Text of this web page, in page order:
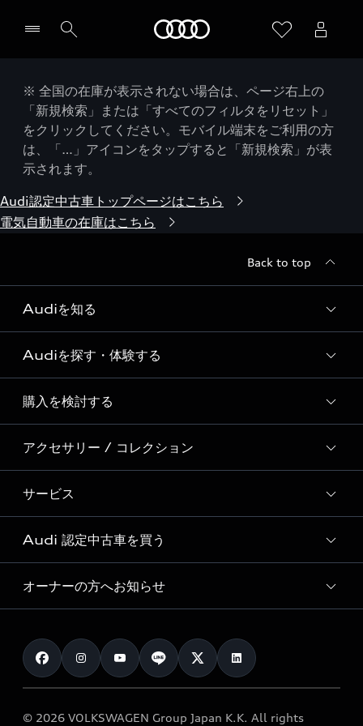
※ 全国の在庫が表示されない場合は、ページ右上の
「新規検索」または「すべてのフィルタをリセット」
をクリックしてください。モバイル端末をご利用の方
は、「…」アイコンをタップすると「新規検索」が表
示されます。
Audi認定中古車トップページはこちら
電気自動車の在庫はこちら
Back to top
Audiを知る
Audi ブランド
Story of Progress
Audi Sport
Formula 1®
デジタルサービス
Audiを探す・体験する
ディーラー検索
新車在庫検索
試乗車・展示車検索
見積り依頼
試乗予約
購入を検討する
モデル一覧
特別仕様モデル / 限定モデル
e-tronラインアップ
価格シミュレーション
車両比較
カタログ一覧
アクセサリー / コレクション
純正アクセサリー
オンラインショップ
Audi collection
アウディナビアプリ
サービス
サービス入庫予約
サービスプログラム
メンテナンス
車検 / 定期点検
e-tronアフターサポート
Audi 認定中古車を買う
Audi認定中古車
クオリティ
保証
メンテナンス
オーナーの方へお知らせ
お知らせ
オーナー様向けキャンペーン
© 2026 VOLKSWAGEN Group Japan K.K. All rights